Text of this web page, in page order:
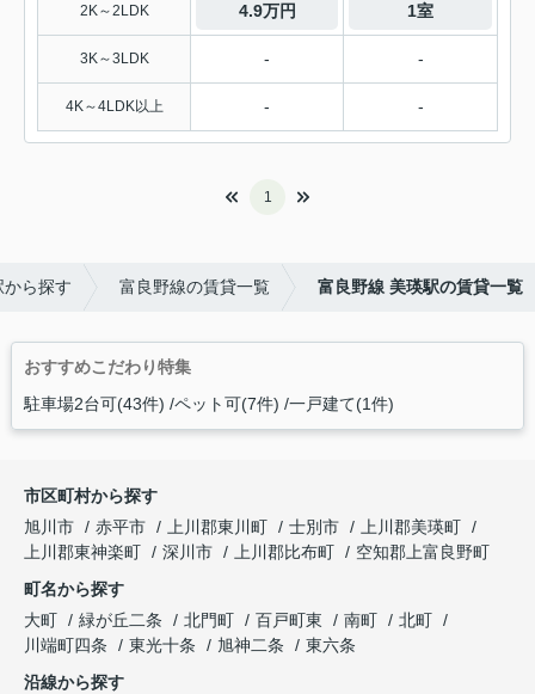
2K～2LDK 4.9万円 1室
3K～3LDK - -
4K～4LDK以上 - -
1
ら探す 富良野線の賃貸一覧 富良野線 美瑛駅の賃貸一覧
おすすめこだわり特集
駐車場2台可(43件) ペット可(7件) 一戸建て(1件)
市区町村から探す
旭川市
赤平市 上川郡東川町 士別市
上川郡美瑛町
上川郡東神楽町
深川市 上川郡比布町
空知郡上富良野町
町名から探す
大町
緑が丘二条 北門町 百戸町東 南町
北町
川端町四条
東光十条 旭神二条
東六条
沿線から探す